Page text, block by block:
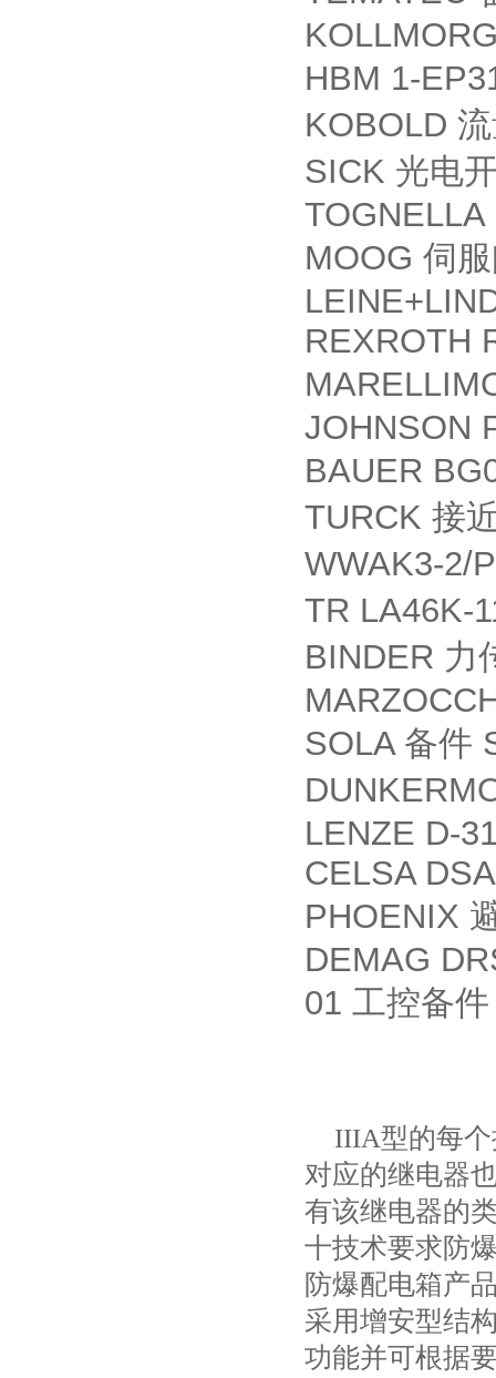
HBM 1-
KOBOLD
SICK 光电
TOGNELLA
MOOG 伺
REXROTH
JOHNSON
BAUER
TURCK 接
WWAK3-2/
TR LA46K-
BINDER 力
SOLA 备件
LENZE D-
CELSA
PHOENIX
DEMAG
01 工控备件
IIIA型的每
对应的继电器
有该继电器的
十技术要求防
防爆配电箱产
采用增安型结
功能并可根据